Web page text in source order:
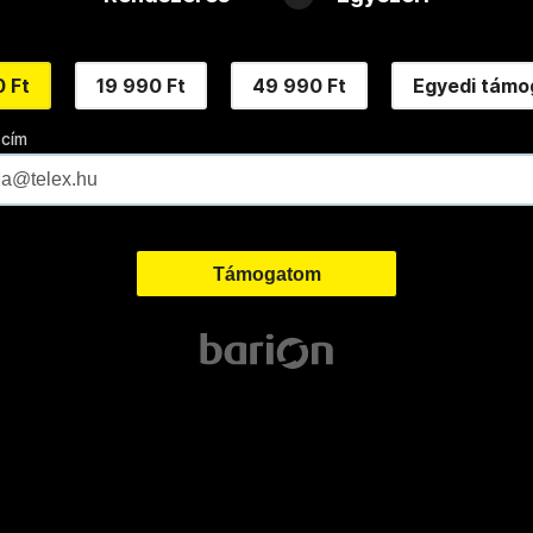
Ft 19 990 Ft 49 990 Ft Egyedi